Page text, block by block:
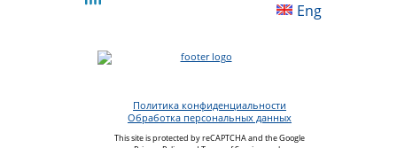
Eng
Политика конфиденциальности
Обработка персональных данных
This site is protected by reCAPTCHA and the Google